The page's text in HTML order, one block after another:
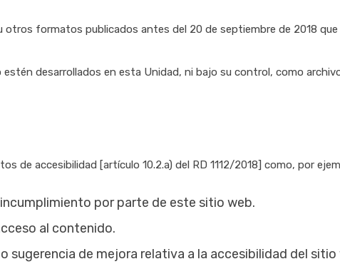
otros formatos publicados antes del 20 de septiembre de 2018
desarrollados en esta Unidad, ni bajo su control, como
de accesibilidad [artículo 10.2.a) del RD 1112/2018] como, por
por parte de este sitio web.
al contenido.
sugerencia de mejora relativa a la accesibilidad del